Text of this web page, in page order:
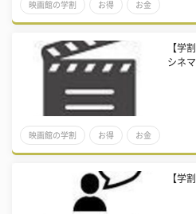
映画館の学割 お得 お金
【学
シネ
映画館の学割 お得 お金
【学